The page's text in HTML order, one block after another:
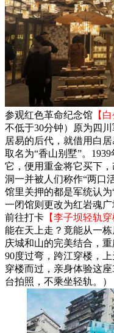
参观红色革命纪念馆 【
不低于30分钟）原为四
居易的后代，就借用白
取名为“香山别墅”。
它，便用重金将它买下
洞一并被人们称作“两口
馆里关押的都是军统认
一闭馆则更改为红岩魂广
前往打卡 【李子坝轻轨穿
能在天上走？竟能从一
庆城和山的完美结合，
90度过弯，跨江穿楼，
穿楼而过，亲身体验这
台拍照，不乘坐轻轨。）